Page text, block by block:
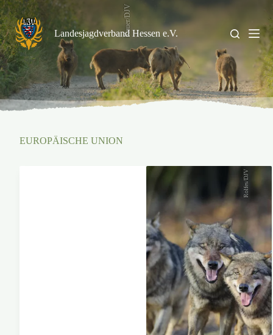
Zum
Inhalt
springen
Landesjagdverband Hessen e.V.
Kauer/DJV
EUROPÄISCHE UNION
Rolfes/DJV